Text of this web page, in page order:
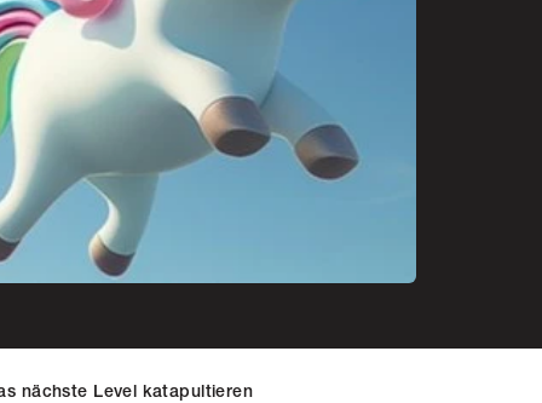
nächste Level katapultieren